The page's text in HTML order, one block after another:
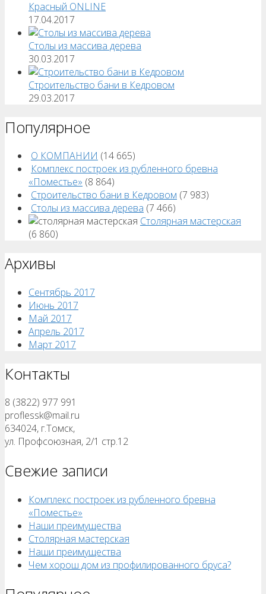
Красный ONLINE
17.04.2017
Столы из массива дерева
30.03.2017
Строительство бани в Кедровом
29.03.2017
Популярное
О КОМПАНИИ (14 665)
Комплекс построек из рубленного бревна
«Поместье» (8 864)
Строительство бани в Кедровом (7 983)
Столы из массива дерева (7 466)
Столярная мастерская
(6 860)
Архивы
Сентябрь 2017
Июнь 2017
Май 2017
Апрель 2017
Март 2017
Контакты
8 (3822) 977 991
proflessk@mail.ru
634024, г.Томск,
ул. Профсоюзная, 2/1 стр.12
Свежие записи
Комплекс построек из рубленного бревна
«Поместье»
Наши преимущества
Столярная мастерская
Наши преимущества
Чем хорош дом из профилированного бруса?